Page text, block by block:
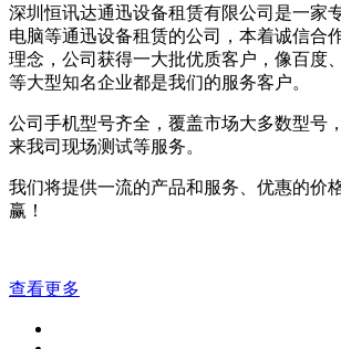
深圳恒讯达通迅设备租赁有限公司是一家
电脑等通迅设备租赁的公司，本着诚信合
理念，公司获得一大批优质客户，像百度
等大型知名企业都是我们的服务客户。
公司手机型号齐全，覆盖市场大多数型号
来我司现场测试等服务。
我们将提供一流的产品和服务、优惠的价
赢！
查看更多